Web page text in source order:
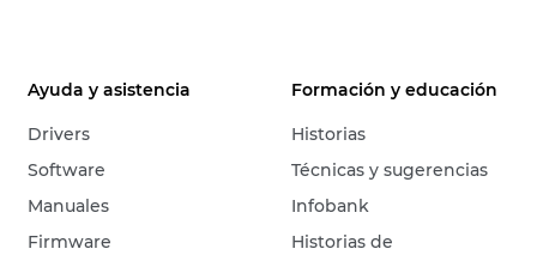
Ayuda y asistencia
Drivers
Software
Manuales
Firmware
Formación y educación
Historias
Técnicas y sugerencias
Infobank
Historias de